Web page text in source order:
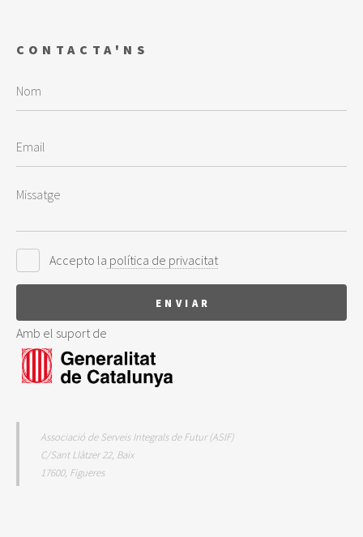
CONTACTA'NS
Accepto la política de privacitat
Amb el suport de
Associació de Serveis Integrals de Futur (ASIF)
C/Sant Llàtzer 22, Baix
17600, Figueres